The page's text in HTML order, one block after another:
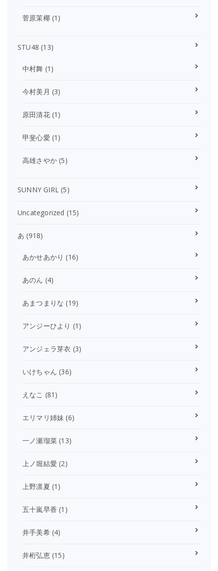
菅原茉椰(1)
STU48 (13)
中村舞 (1)
今村美月 (3)
原田清花(1)
甲斐心愛 (1)
高雄さやか (5)
SUNNY GIRL (5)
Uncategorized (15)
あ (918)
あかせあかり (16)
あのん (4)
あまつまりな (19)
アンジーひより (1)
アンジェラ芽衣 (3)
いけちゃん (36)
えなこ (81)
エリマリ姉妹 (6)
一ノ瀬瑠菜 (13)
上ノ堀結愛 (2)
上野凛夏 (1)
五十嵐早香 (1)
井手美希(4)
井桁弘恵(15)